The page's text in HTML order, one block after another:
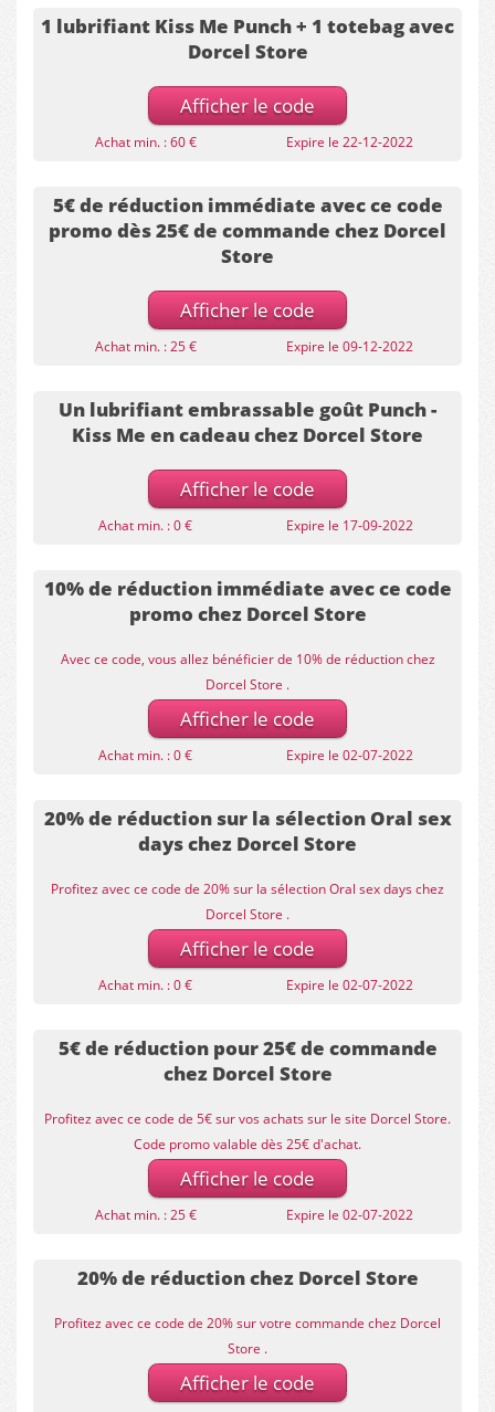
1 lubrifiant Kiss Me Punch + 1 totebag avec
Dorcel Store
Afficher le code
Achat min. : 60 € Expire le 22-12-2022
5€ de réduction immédiate avec ce code
promo dès 25€ de commande chez Dorcel
Store
Afficher le code
Achat min. : 25 € Expire le 09-12-2022
Un lubrifiant embrassable goût Punch -
Kiss Me en cadeau chez Dorcel Store
Afficher le code
Achat min. : 0 € Expire le 17-09-2022
10% de réduction immédiate avec ce code
promo chez Dorcel Store
Avec ce code, vous allez bénéficier de 10% de réduction chez
Dorcel Store .
Afficher le code
Achat min. : 0 € Expire le 02-07-2022
20% de réduction sur la sélection Oral sex
days chez Dorcel Store
Profitez avec ce code de 20% sur la sélection Oral sex days chez
Dorcel Store .
Afficher le code
Achat min. : 0 € Expire le 02-07-2022
5€ de réduction pour 25€ de commande
chez Dorcel Store
Profitez avec ce code de 5€ sur vos achats sur le site Dorcel Store.
Code promo valable dès 25€ d'achat.
Afficher le code
Achat min. : 25 € Expire le 02-07-2022
20% de réduction chez Dorcel Store
Profitez avec ce code de 20% sur votre commande chez Dorcel
Store .
Afficher le code